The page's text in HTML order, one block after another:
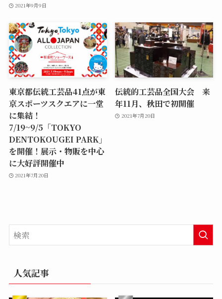
2021年9月9日
東京都伝統工芸品41点が東
京スポーツスクエアに一堂
に集結！
7/19~9/5「TOKYO
DENTOKOUGEI PARK」
を開催！展示・物販を中心
に大好評開催中
2021年7月20日
伝統的工芸品全国大会 来
年11月、秋田で初開催
2021年7月20日
人気記事